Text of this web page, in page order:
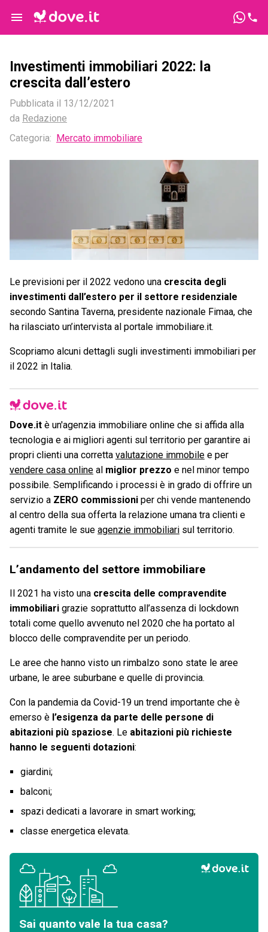
Investimenti immobiliari 2022: la
crescita dall’estero
Pubblicata il 13/12/2021
da Redazione
Categoria:
Mercato immobiliare
Le previsioni per il 2022 vedono una crescita degli
investimenti dall’estero per il settore residenziale
secondo Santina Taverna, presidente nazionale Fimaa, che
ha rilasciato un’intervista al portale immobiliare.it.
Scopriamo alcuni dettagli sugli investimenti immobiliari per
il 2022 in Italia.
Dove.it è un'agenzia immobiliare online che si affida alla
tecnologia e ai migliori agenti sul territorio per garantire ai
propri clienti una corretta valutazione immobile e per
vendere casa online al miglior prezzo e nel minor tempo
possibile. Semplificando i processi è in grado di offrire un
servizio a ZERO commissioni per chi vende mantenendo
al centro della sua offerta la relazione umana tra clienti e
agenti tramite le sue agenzie immobiliari sul territorio.
L’andamento del settore immobiliare
Il 2021 ha visto una crescita delle compravendite
immobiliari grazie soprattutto all’assenza di lockdown
totali come quello avvenuto nel 2020 che ha portato al
blocco delle compravendite per un periodo.
Le aree che hanno visto un rimbalzo sono state le aree
urbane, le aree suburbane e quelle di provincia.
Con la pandemia da Covid-19 un trend importante che è
emerso è l’esigenza da parte delle persone di
abitazioni più spaziose. Le abitazioni più richieste
hanno le seguenti dotazioni:
giardini;
balconi;
spazi dedicati a lavorare in smart working;
classe energetica elevata.
Sai quanto vale la tua casa?